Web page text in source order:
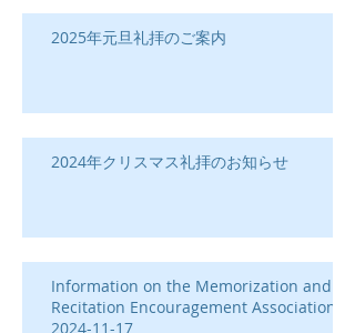
2025年元旦礼拝のご案内
2024年クリスマス礼拝のお知らせ
Information on the Memorization and
Recitation Encouragement Association-
2024-11-17